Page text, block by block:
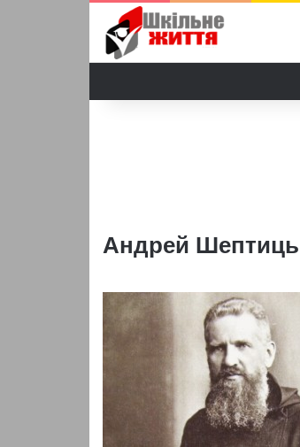
Андрей